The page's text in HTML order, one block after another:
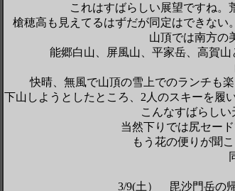
これはすばらしい展望ですね。
槍穂高も見えてるはずだが同定はできない
山頂では南方の
能郷白山、屏風山、平家岳、高賀山
快晴、無風で山頂の雪上でのランチも
下山しようとしたところ、 2 人のスキーを履
こんなすばらし
当然下りでは尻セー
もう花の便りが聞
3/9(土） 毘沙門岳の帰